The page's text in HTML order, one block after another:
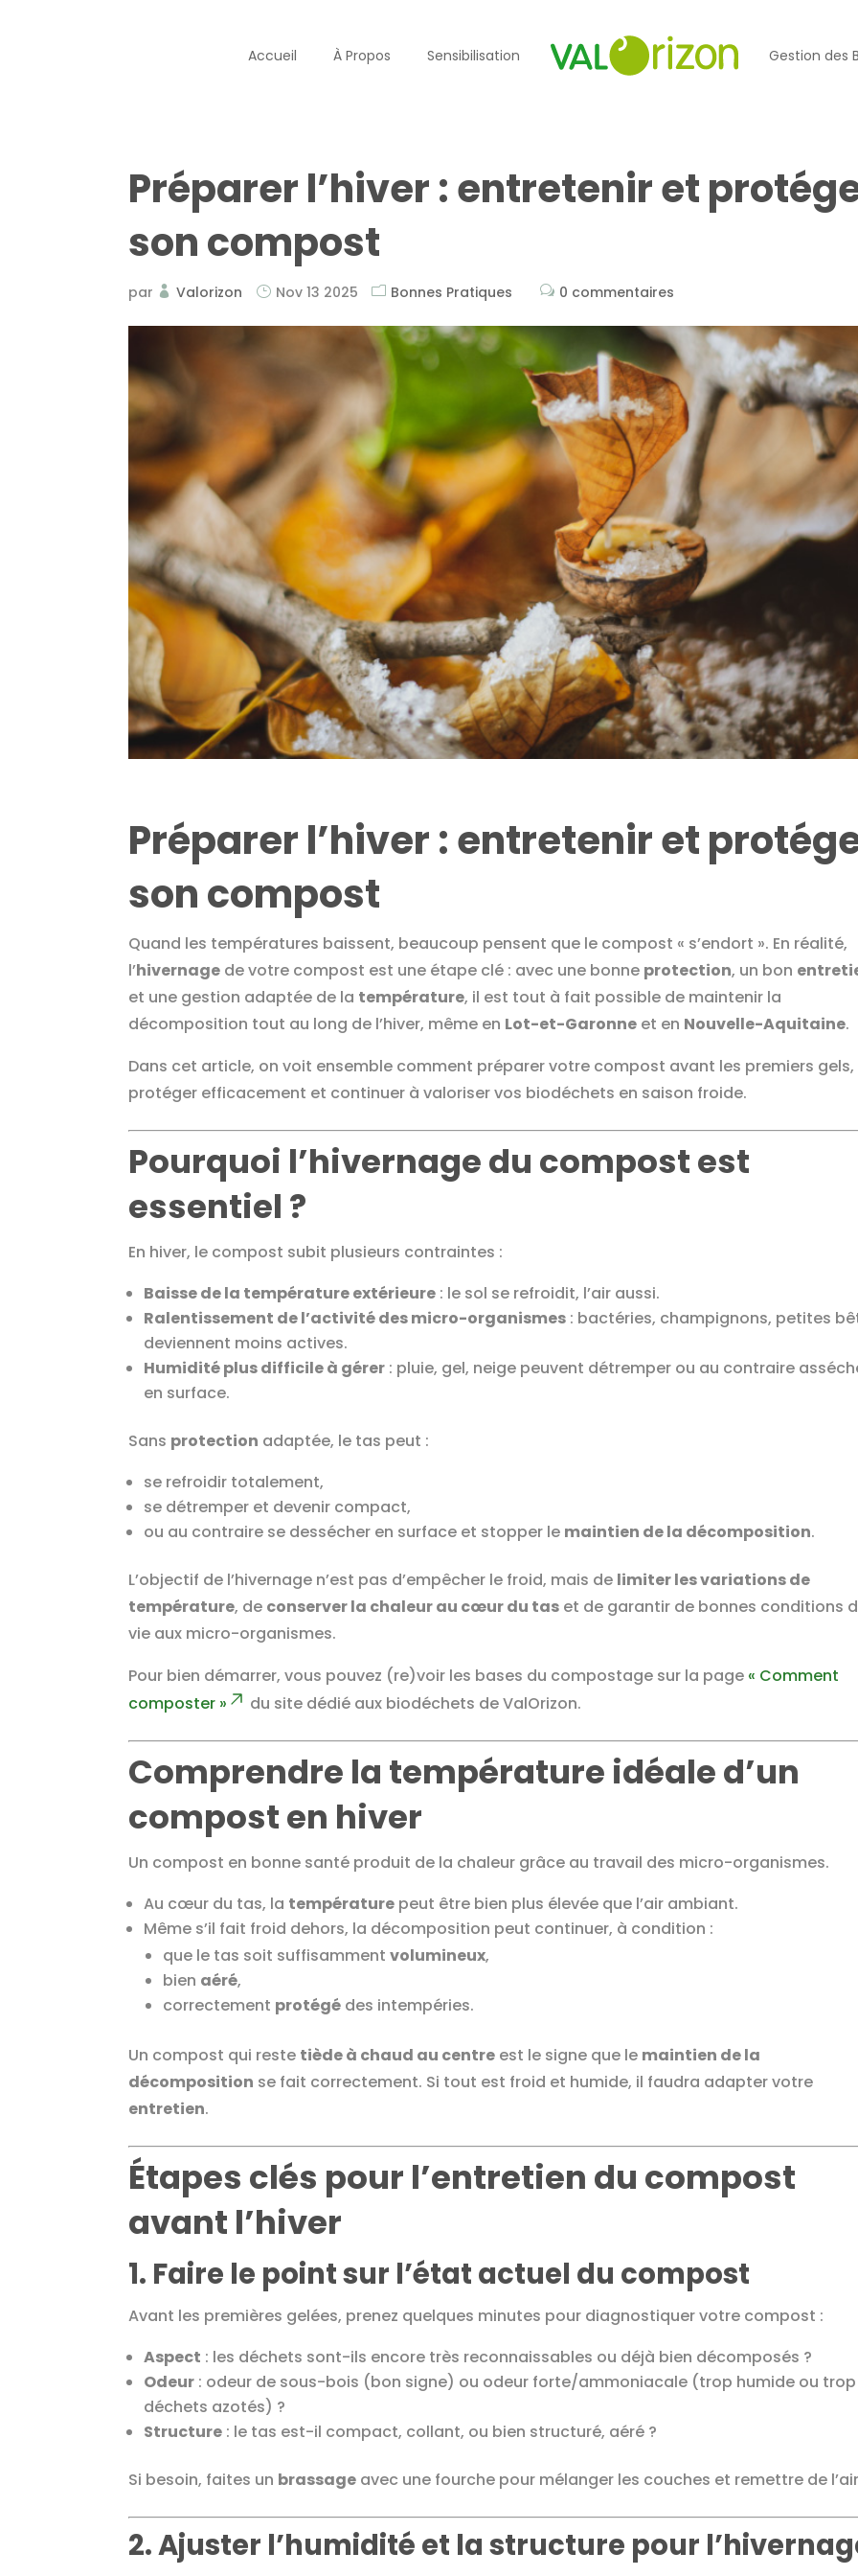
Accueil À Propos Sensibilisation Gestion des
Préparer l’hiver : entretenir et
son compost
par Valorizon Nov 13 2025 Bonnes Pratiques 0 commentaires
Préparer l’hiver : entretenir et
son compost
Quand les températures baissent, beaucoup pensent que le compost « s’endort ». En réalité,
l’hivernage de votre compost est une étape clé : avec une bonne protection, un bon
et une gestion adaptée de la température, il est tout à fait possible de maintenir la
décomposition tout au long de l’hiver, même en Lot-et-Garonne et en Nouvelle-Aquitaine.
Dans cet article, on voit ensemble comment préparer votre compost avant les premiers gels,
protéger efficacement et continuer à valoriser vos biodéchets en saison froide.
Pourquoi l’hivernage du compost est
essentiel ?
En hiver, le compost subit plusieurs contraintes :
Baisse de la température extérieure : le sol se refroidit, l’air aussi.
Ralentissement de l’activité des micro-organismes : bactéries, champignons, petites
deviennent moins actives.
Humidité plus difficile à gérer : pluie, gel, neige peuvent détremper ou au contraire
en surface.
Sans protection adaptée, le tas peut :
se refroidir totalement,
se détremper et devenir compact,
ou au contraire se dessécher en surface et stopper le maintien de la décomposition.
L’objectif de l’hivernage n’est pas d’empêcher le froid, mais de limiter les variations de
température, de conserver la chaleur au cœur du tas et de garantir de bonnes conditions
vie aux micro-organismes.
Pour bien démarrer, vous pouvez (re)voir les bases du compostage sur la page « Comment
composter »
du site dédié aux biodéchets de ValOrizon.
Comprendre la température idéale d’un
compost en hiver
Un compost en bonne santé produit de la chaleur grâce au travail des micro-organismes.
Au cœur du tas, la température peut être bien plus élevée que l’air ambiant.
Même s’il fait froid dehors, la décomposition peut continuer, à condition :
que le tas soit suffisammentvolumineux,
bien aéré,
correctement protégé des intempéries.
Un compost qui reste tiède à chaud au centre est le signe que le maintien de la
décomposition se fait correctement. Si tout est froid et humide, il faudra adapter votre
entretien.
Étapes clés pour l’entretien du compost
avant l’hiver
1. Faire le point sur l’état actuel du compost
Avant les premières gelées, prenez quelques minutes pour diagnostiquer votre compost :
Aspect : les déchets sont-ils encore très reconnaissables ou déjà bien décomposés ?
Odeur : odeur de sous-bois (bon signe) ou odeur forte/ammoniacale (trop humide ou
déchets azotés) ?
Structure : le tas est-il compact, collant, ou bien structuré, aéré ?
Si besoin, faites un brassage avec une fourche pour mélanger les couches et remettre de
2. Ajuster l’humidité et la structure pour